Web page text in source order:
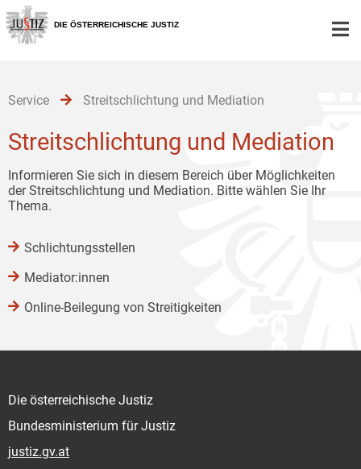
Zur
Hauptnavigation
[1]
Zum
Inhalt
[2]
Zum
Untermenü
[3]
DIE ÖSTERREICHISCHE JUSTIZ
Service Streitschlichtung und Mediation
Streitschlichtung und Mediation
Informieren Sie sich in diesem Bereich über Möglichkeiten
der Streitschlichtung und Mediation. Bitte wählen Sie Ihr
Thema.
Schlichtungsstellen
Mediator:innen
Online-Beilegung von Streitigkeiten
Die österreichische Justiz
Bundesministerium für Justiz
justiz.gv.at